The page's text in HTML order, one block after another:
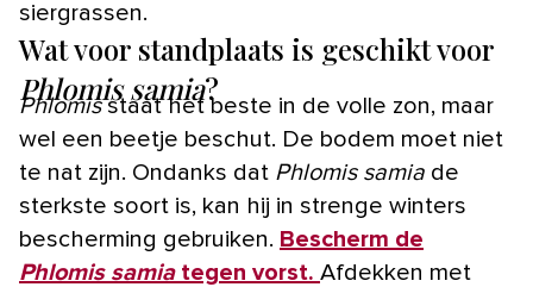
siergrassen.
Wat voor standplaats is geschikt voor
Phlomis samia?
Phlomisstaat het beste in de volle zon, maar
wel een beetje beschut. De bodem moet niet
te nat zijn. Ondanks dat Phlomis samia de
sterkste soort is, kan hij in strenge winters
bescherming gebruiken. Bescherm de
Phlomis samia tegen vorst. Afdekken met